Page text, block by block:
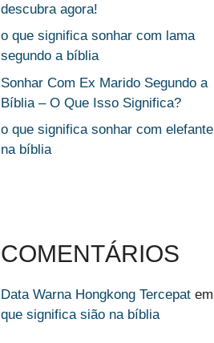
descubra agora!
o que significa sonhar com lama
segundo a bíblia
Sonhar Com Ex Marido Segundo a
Bíblia – O Que Isso Significa?
o que significa sonhar com elefante
na bíblia
COMENTÁRIOS
Data Warna Hongkong Tercepat em
que significa sião na bíblia